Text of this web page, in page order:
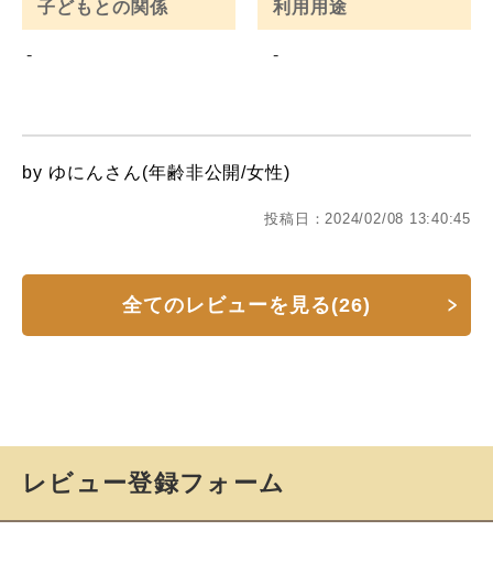
子どもとの関係
-
利用用途
-
by ゆにんさん(年齢非公開/女性)
投稿日：2024/02/08 13:40:45
全てのレビューを見る(26)
レビュー登録フォーム